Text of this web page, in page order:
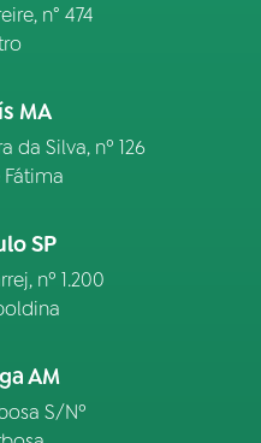
n° 474
MA
da Silva, nº 126
SP
nº 1.200
AM
S/Nº